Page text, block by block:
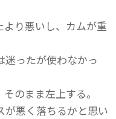
り悪いし、カムが重
迷ったが使わなかっ
のまま左上する。
が悪く落ちるかと思い